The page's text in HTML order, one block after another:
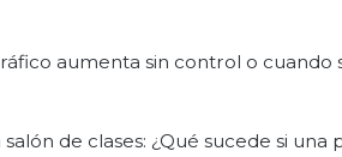
aumenta sin control o cuando
de clases: ¿Qué sucede si una